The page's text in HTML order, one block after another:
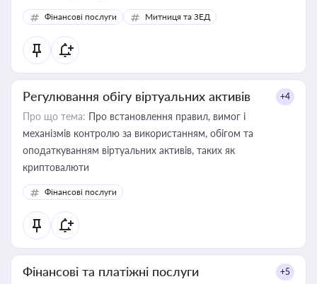
Фінансові послуги Митниця та ЗЕД
Регулювання обігу віртуальних активів +4
Про що тема: Про встановлення правил, вимог і
механізмів контролю за використанням, обігом та
оподаткуванням віртуальних активів, таких як
криптовалюти
Фінансові послуги
Фінансові та платіжні послуги +5